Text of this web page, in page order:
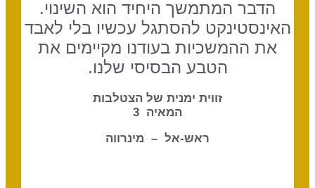
הדבר המתמשך היחיד הוא השינוי.
האינסטינקט להסתגל עכשיו בלי לאבד
את ההמשכיות בעודנו מקיימים את
הטבע הבסיסי שלנו.
זווית ימנית של הצטלבות
המאיה 3
ראש-אל – מינרווה